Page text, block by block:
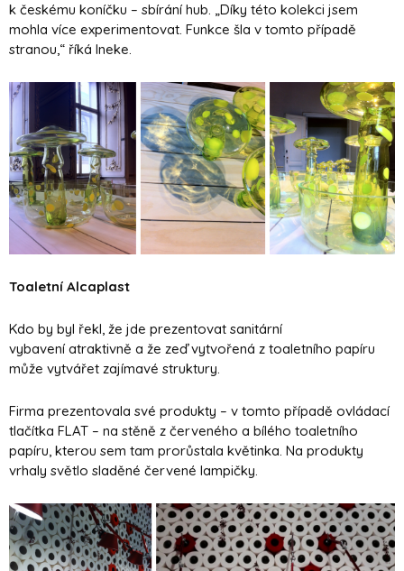
k českému koníčku – sbírání hub. „Díky této kolekci jsem
mohla více experimentovat. Funkce šla v tomto případě
stranou,“ říká Ineke.
Toaletní Alcaplast
Kdo by byl řekl, že jde prezentovat sanitární
vybavení atraktivně a že zeď vytvořená z toaletního papíru
může vytvářet zajímavé struktury.
Firma prezentovala své produkty – v tomto případě ovládací
tlačítka FLAT – na stěně z červeného a bílého toaletního
papíru, kterou sem tam prorůstala květinka. Na produkty
vrhaly světlo sladěné červené lampičky.